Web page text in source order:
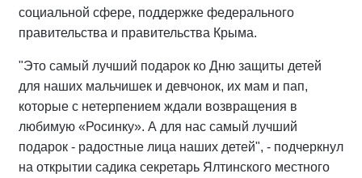
социальной сфере, поддержке федерального
правительства и правительства Крыма.
"Это самый лучший подарок ко Дню защиты детей
для наших мальчишек и девчонок, их мам и пап,
которые с нетерпением ждали возвращения в
любимую «Росинку». А для нас самый лучший
подарок - радостные лица наших детей", - подчеркнул
на открытии садика секретарь Ялтинского местного